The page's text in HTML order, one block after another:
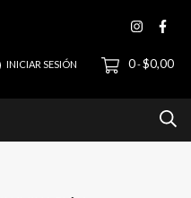
INICIAR SESIÓN 0-$0,00